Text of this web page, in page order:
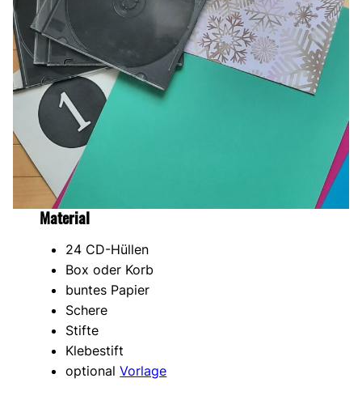
Material
24 CD-Hüllen
Box oder Korb
buntes Papier
Schere
Stifte
Klebestift
optionalVorlage